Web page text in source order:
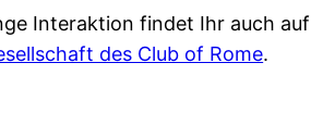
Interaktion findet Ihr auch
des Club of Rome.